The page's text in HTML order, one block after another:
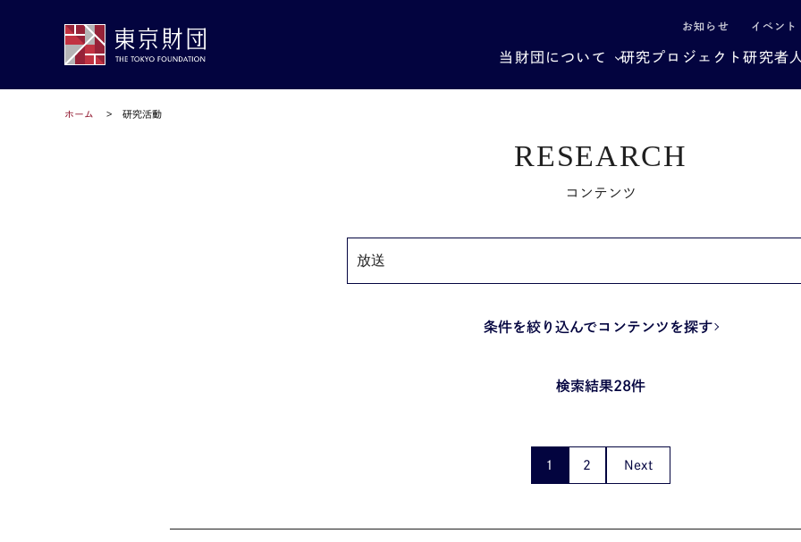
お知らせ イベント
当財団について 研究プロジェクト研究者
ホーム 研究活動
RESEARCH
コンテンツ
条件を絞り込んでコンテンツを探す
検索結果28件
1 2 Next